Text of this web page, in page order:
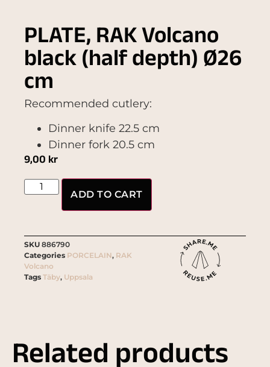
PLATE, RAK Volcano
black (half depth) Ø26
cm
Recommended cutlery:
Dinner knife 22.5 cm
Dinner fork 20.5 cm
9,00 kr
ADD TO CART
SKU 886790
Categories PORCELAIN, RAK
Volcano
Tags Täby, Uppsala